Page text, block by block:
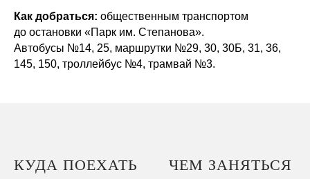
Как добраться: общественным транспортом
до остановки «Парк им. Степанова».
Автобусы №14, 25, маршрутки №29, 30, 30Б, 31, 36,
145, 150, троллейбус №4, трамвай №3.
КУДА ПОЕХАТЬ ЧЕМ ЗАНЯТЬСЯ